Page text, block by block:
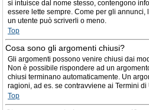
si intuisce dal nome stesso, contengono
essere lette sempre. Come per gli annunci,
un utente può scriverli o meno.
Top
Cosa sono gli argomenti chiusi?
Gli argomenti possono venire chiusi dai
Non è possibile rispondere ad un
chiusi terminano automaticamente. Un
ragioni, ad es. se contravviene ai Termini di
Top